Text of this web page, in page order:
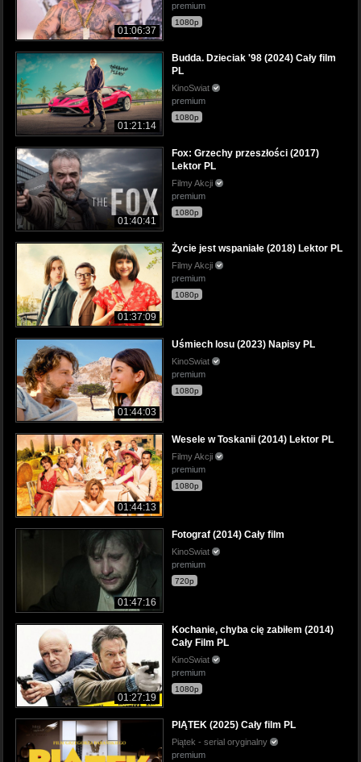
01:06:37
premium
1080p
01:21:14
Budda. Dzieciak '98 (2024) Cały film
PL
KinoSwiat
premium
1080p
01:40:41
Fox: Grzechy przeszłości (2017)
Lektor PL
Filmy Akcji
premium
1080p
01:37:09
Życie jest wspaniałe (2018) Lektor PL
Filmy Akcji
premium
1080p
01:44:03
Uśmiech losu (2023) Napisy PL
KinoSwiat
premium
1080p
01:44:13
Wesele w Toskanii (2014) Lektor PL
Filmy Akcji
premium
1080p
01:47:16
Fotograf (2014) Cały film
KinoSwiat
premium
720p
01:27:19
Kochanie, chyba cię zabiłem (2014)
Cały Film PL
KinoSwiat
premium
1080p
PIĄTEK (2025) Cały film PL
Piątek - serial oryginalny
premium